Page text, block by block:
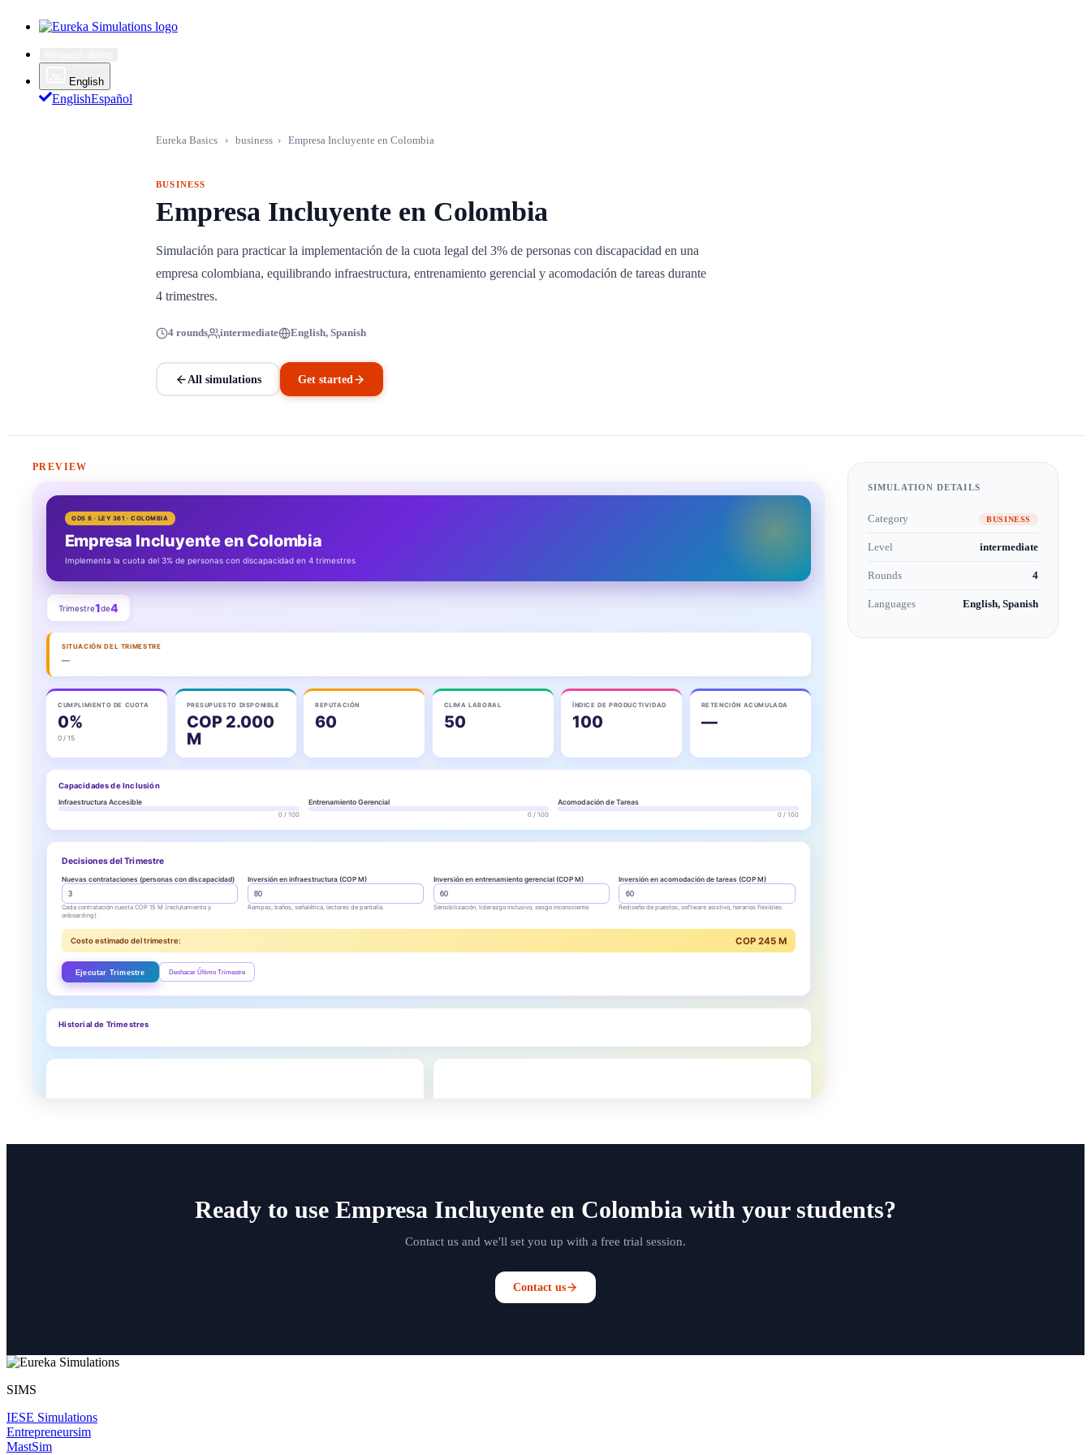
English
EnglishEspañol
Eureka Basics › business › Empresa Incluyente en Colombia
BUSINESS
Empresa Incluyente en Colombia
Simulación para practicar la implementación de la cuota legal del 3% de personas con discapacidad en una
empresa colombiana, equilibrando infraestructura, entrenamiento gerencial y acomodación de tareas durante
4 trimestres.
4 rounds intermediate English, Spanish
All simulations Get started
PREVIEW
SIMULATION DETAILS
Category BUSINESS
Level intermediate
Rounds 4
Languages English, Spanish
Ready to use Empresa Incluyente en Colombia with your students?
Contact us and we'll set you up with a free trial session.
Contact us
SIMS
IESE Simulations
Entrepreneursim
MastSim